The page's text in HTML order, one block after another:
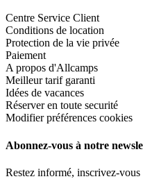
Centre Service Client
Conditions de location
Protection de la vie privée
Paiement
A propos d'Allcamps
Meilleur tarif garanti
Idées de vacances
Réserver en toute securité
Modifier préférences cookies
Abonnez-vous à notre
Restez informé, inscrivez-vous